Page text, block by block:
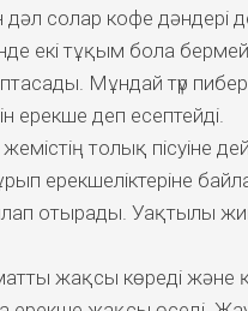
солар кофе дәндері
екі тұқым бола
Мұндай түр
ерекше деп есептейді.
толық пісуіне
ерекшеліктеріне
отырады. Уақтылы
жақсы көреді және